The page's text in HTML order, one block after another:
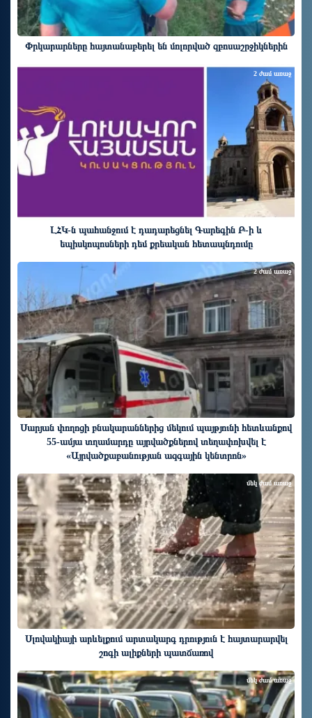
Փրկարարները հայտանաբերել են մոլորված զբոսաշրջիկներին
ԼՀԿ-ն պահանջում է դադարեցնել Գարեգին Բ-ի և
եպիսկոպոսների դեմ քրեական հետապնդումը
2 ժամ առաջ
Սարյան փողոցի բնակարաններից մեկում պայթյունի հետևանքով
55-ամյա տղամարդը այրվածքներով տեղափոխվել է
«Այրվածքաբանության ազգային կենտրոն»
2 ժամ առաջ
Սլովակիայի արևելքում արտակարգ դրություն է հայտարարվել
շոգի ալիքների պատճառով
մեկ ժամ առաջ
մեկ ժամ առաջ